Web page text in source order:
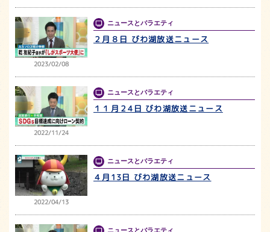
2023/02/08
ニュースとバラエティ
２月８日 びわ湖放送ニュース
2022/11/24
ニュースとバラエティ
１１月２4日 びわ湖放送ニュース
2022/04/13
ニュースとバラエティ
４月13日 びわ湖放送ニュース